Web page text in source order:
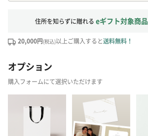
住所を知らずに贈れる eギフト対象商品
20,000円(税込)以上ご購入すると送料無料！
オプション
購入フォームにて選択いただけます